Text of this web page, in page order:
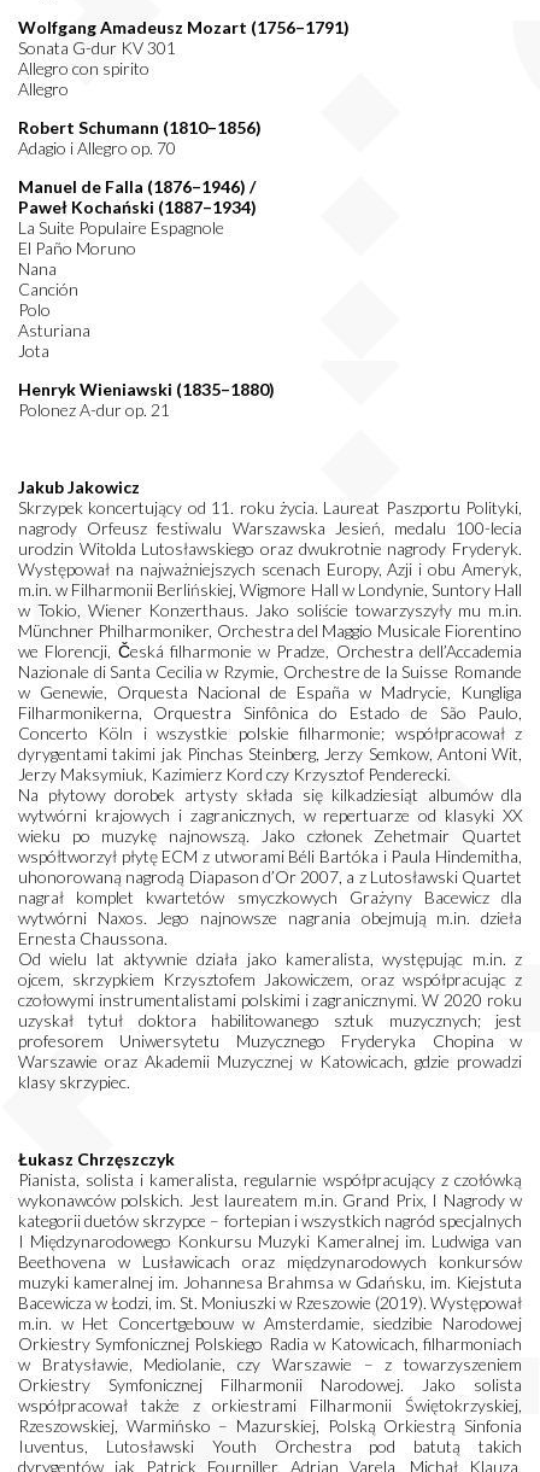
Wolfgang Amadeusz Mozart (1756–1791)
Sonata G-dur KV 301
Allegro con spirito
Allegro
Robert Schumann (1810–1856)
Adagio i Allegro op. 70
Manuel de Falla (1876–1946) /
Paweł Kochański (1887–1934)
La Suite Populaire Espagnole
El Paño Moruno
Nana
Canción
Polo
Asturiana
Jota
Henryk Wieniawski (1835–1880)
Polonez A-dur op. 21
Jakub Jakowicz
Skrzypek koncertujący od 11. roku życia. Laureat Paszportu Polityki,
nagrody Orfeusz festiwalu Warszawska Jesień, medalu 100-lecia
urodzin Witolda Lutosławskiego oraz dwukrotnie nagrody Fryderyk.
Występował na najważniejszych scenach Europy, Azji i obu Ameryk,
m.in. w Filharmonii Berlińskiej, Wigmore Hall w Londynie, Suntory Hall
w Tokio, Wiener Konzerthaus. Jako soliście towarzyszyły mu m.in.
Münchner Philharmoniker, Orchestra del Maggio Musicale Fiorentino
we Florencji, Česká filharmonie w Pradze, Orchestra dell’Accademia
Nazionale di Santa Cecilia w Rzymie, Orchestre de la Suisse Romande
w Genewie, Orquesta Nacional de España w Madrycie, Kungliga
Filharmonikerna, Orquestra Sinfônica do Estado de São Paulo,
Concerto Köln i wszystkie polskie filharmonie; współpracował z
dyrygentami takimi jak Pinchas Steinberg, Jerzy Semkow, Antoni Wit,
Jerzy Maksymiuk, Kazimierz Kord czy Krzysztof Penderecki.
Na płytowy dorobek artysty składa się kilkadziesiąt albumów dla
wytwórni krajowych i zagranicznych, w repertuarze od klasyki XX
wieku po muzykę najnowszą. Jako członek Zehetmair Quartet
współtworzył płytę ECM z utworami Béli Bartóka i Paula Hindemitha,
uhonorowaną nagrodą Diapason d’Or 2007, a z Lutosławski Quartet
nagrał komplet kwartetów smyczkowych Grażyny Bacewicz dla
wytwórni Naxos. Jego najnowsze nagrania obejmują m.in. dzieła
Ernesta Chaussona.
Od wielu lat aktywnie działa jako kameralista, występując m.in. z
ojcem, skrzypkiem Krzysztofem Jakowiczem, oraz współpracując z
czołowymi instrumentalistami polskimi i zagranicznymi. W 2020 roku
uzyskał tytuł doktora habilitowanego sztuk muzycznych; jest
profesorem Uniwersytetu Muzycznego Fryderyka Chopina w
Warszawie oraz Akademii Muzycznej w Katowicach, gdzie prowadzi
klasy skrzypiec.
Łukasz Chrzęszczyk
Pianista, solista i kameralista, regularnie współpracujący z czołówką
wykonawców polskich. Jest laureatem m.in. Grand Prix, I Nagrody w
kategorii duetów skrzypce – fortepian i wszystkich nagród specjalnych
I Międzynarodowego Konkursu Muzyki Kameralnej im. Ludwiga van
Beethovena w Lusławicach oraz międzynarodowych konkursów
muzyki kameralnej im. Johannesa Brahmsa w Gdańsku, im. Kiejstuta
Bacewicza w Łodzi, im. St. Moniuszki w Rzeszowie (2019). Występował
m.in. w Het Concertgebouw w Amsterdamie, siedzibie Narodowej
Orkiestry Symfonicznej Polskiego Radia w Katowicach, filharmoniach
w Bratysławie, Mediolanie, czy Warszawie – z towarzyszeniem
Orkiestry Symfonicznej Filharmonii Narodowej. Jako solista
współpracował także z orkiestrami Filharmonii Świętokrzyskiej,
Rzeszowskiej, Warmińsko – Mazurskiej, Polską Orkiestrą Sinfonia
Iuventus, Lutosławski Youth Orchestra pod batutą takich
dyrygentów jak Patrick Fourniller, Adrian Varela, Michał Klauza,